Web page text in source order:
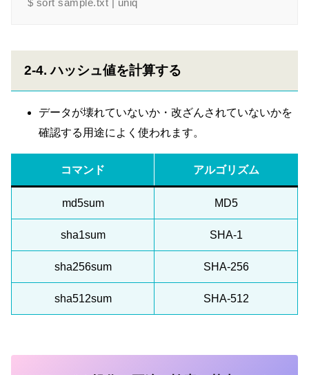
2-4. ハッシュ値を計算する
データが壊れていないか・改ざんされていないかを
確認する用途によく使われます。
コマンド アルゴリズム
md5sum MD5
sha1sum SHA-1
sha256sum SHA-256
sha512sum SHA-512